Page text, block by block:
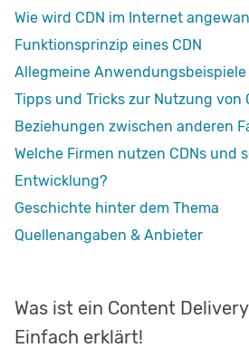
Wie wird CDN im Internet
Funktionsprinzip eines CDN
Allegmeine Anwendungsbeispiele
Tipps und Tricks zur Nutzung von
Beziehungen zwischen anderen
Welche Firmen nutzen CDNs und
Entwicklung?
Geschichte hinter dem Thema
Quellenangaben & Anbieter
Was ist ein Content
Einfach erklärt!